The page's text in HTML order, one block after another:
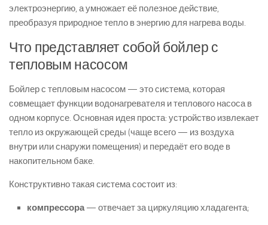
электроэнергию, а умножает её полезное действие,
преобразуя природное тепло в энергию для нагрева воды.
Что представляет собой бойлер с
тепловым насосом
Бойлер с тепловым насосом — это система, которая
совмещает функции водонагревателя и теплового насоса в
одном корпусе. Основная идея проста: устройство извлекает
тепло из окружающей среды (чаще всего — из воздуха
внутри или снаружи помещения) и передаёт его воде в
накопительном баке.
Конструктивно такая система состоит из:
компрессора— отвечает за циркуляцию хладагента;